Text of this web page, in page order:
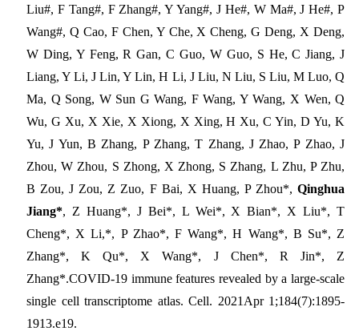
Liu#, F Tang#, F Zhang#, Y Yang#, J He#, W Ma#, J He#, P
Wang#, Q Cao, F Chen, Y Che, X Cheng, G Deng, X Deng,
W Ding, Y Feng, R Gan, C Guo, W Guo, S He, C Jiang, J
Liang, Y Li, J Lin, Y Lin, H Li, J Liu, N Liu, S Liu, M Luo, Q
Ma, Q Song, W Sun G Wang, F Wang, Y Wang, X Wen, Q
Wu, G Xu, X Xie, X Xiong, X Xing, H Xu, C Yin, D Yu, K
Yu, J Yun, B Zhang, P Zhang, T Zhang, J Zhao, P Zhao, J
Zhou, W Zhou, S Zhong, X Zhong, S Zhang, L Zhu, P Zhu,
B Zou, J Zou, Z Zuo, F Bai, X Huang, P Zhou*, Qinghua
Jiang*, Z Huang*, J Bei*, L Wei*, X Bian*, X Liu*, T
Cheng*, X Li,*, P Zhao*, F Wang*, H Wang*, B Su*, Z
Zhang*, K Qu*, X Wang*, J Chen*, R Jin*, Z
Zhang*.COVID-19 immune features revealed by a large-scale
single cell transcriptome atlas.Cell. 2021 Apr 1;184(7):1895-
1913.e19.